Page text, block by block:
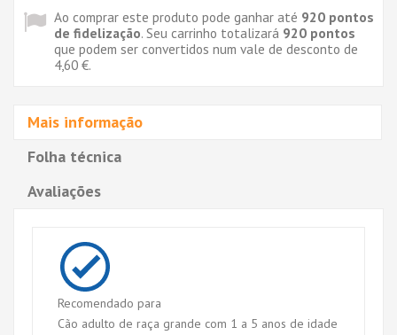
Ao comprar este produto pode ganhar até 920 pontos
de fidelização. Seu carrinho totalizará 920 pontos
que podem ser convertidos num vale de desconto de
4,60 €.
Mais informação
Folha técnica
Avaliações
Recomendado para
Cão adulto de raça grande com 1 a 5 anos de idade